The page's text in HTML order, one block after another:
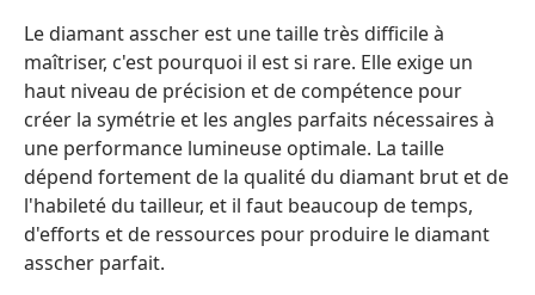
Le diamant asscher est une taille très difficile à
maîtriser, c'est pourquoi il est si rare. Elle exige un
haut niveau de précision et de compétence pour
créer la symétrie et les angles parfaits nécessaires à
une performance lumineuse optimale. La taille
dépend fortement de la qualité du diamant brut et de
l'habileté du tailleur, et il faut beaucoup de temps,
d'efforts et de ressources pour produire le diamant
asscher parfait.